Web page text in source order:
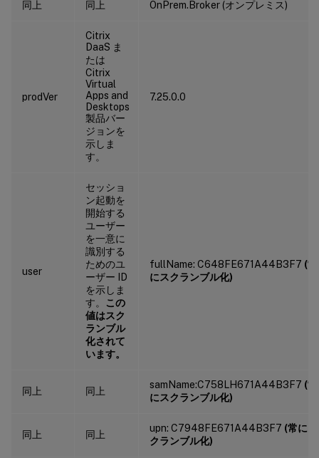
同上 同上 OnPrem.Broker (オンプレミス)
prodVer
Citrix
DaaS ま
たは
Citrix
Virtual
Apps and
Desktops
製品バー
ジョンを
示しま
す。
7.25.0.0
user
セッショ
ン起動を
開始する
ユーザー
を一意に
識別する
ためのユ
ーザー ID
を示しま
す。 この
値はスク
ランブル
化されて
います。
fullName: C648FE671A44B3F7 (常
にスクランブル化)
同上 同上
samName:C758LH671A44B3F7 (常
にスクランブル化)
同上 同上
upn: C7948FE671A44B3F7 (常にス
クランブル化)